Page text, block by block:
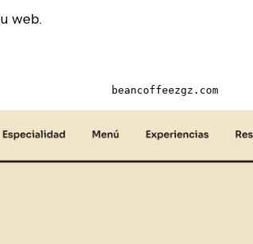
web.
beancoffeezgz.com